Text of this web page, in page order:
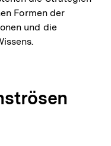
Formen der
und die